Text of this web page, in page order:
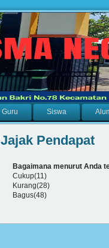
Guru Siswa
Jajak Pendapat
Bagaimana menurut Anda
Cukup(11)
Kurang(28)
Bagus(48)